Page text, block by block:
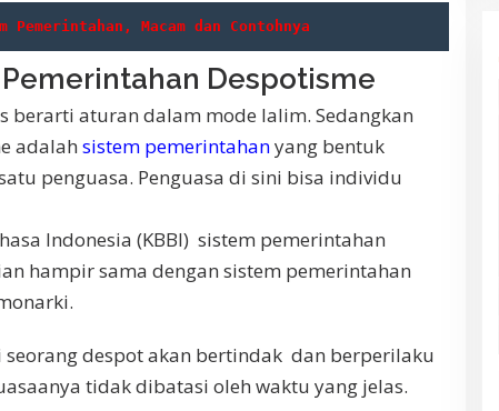
Pemerintahan, Macam dan Contohnya
Despotisme
berarti aturan dalam mode lalim. Sedangkan
adalah sistem pemerintahanyang bentuk
penguasa. Penguasa di sini bisa individu
Indonesia (KBBI) sistem pemerintahan
hampir sama dengan sistem pemerintahan
despot akan bertindak dan berperilaku
tidak dibatasi oleh waktu yang jelas.